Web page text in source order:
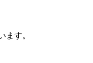
ます。